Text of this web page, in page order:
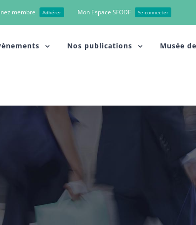
membre Adhérer Mon Espace SFODF Se connecter
Nos publications Musée